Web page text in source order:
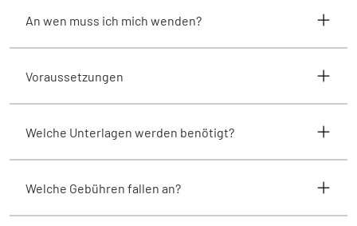
An wen muss ich mich wenden?
Voraussetzungen
Welche Unterlagen werden benötigt?
Welche Gebühren fallen an?